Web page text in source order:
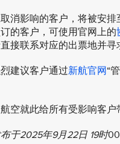
消影响的客户，将被安
的客户，可使用官网上的
接联系对应的出票地并寻
建议客户通过新航官网“
空就此给所有受影响客户
于2025年9月22日 19时